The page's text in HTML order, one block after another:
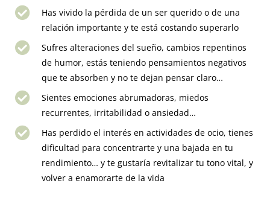
Has vivido la pérdida de un ser querido o de una
relación importante y te está costando superarlo
Sufres alteraciones del sueño, cambios repentinos
de humor, estás teniendo pensamientos negativos
que te absorben y no te dejan pensar claro…
Sientes emociones abrumadoras, miedos
recurrentes, irritabilidad o ansiedad…
Has perdido el interés en actividades de ocio, tienes
dificultad para concentrarte y una bajada en tu
rendimiento… y te gustaría revitalizar tu tono vital, y
volver a enamorarte de la vida